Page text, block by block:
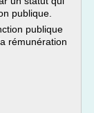
publique.
publique
rémunération